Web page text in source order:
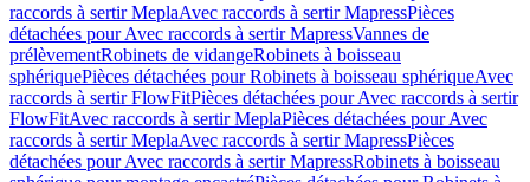
raccords à sertir MeplaAvec raccords à sertir MapressPièces
détachées pour Avec raccords à sertir MapressVannes de
prélèvementRobinets de vidangeRobinets à boisseau
sphériquePièces détachées pour Robinets à boisseau sphériqueAvec
raccords à sertir FlowFitPièces détachées pour Avec raccords à sertir
FlowFitAvec raccords à sertir MeplaPièces détachées pour Avec
raccords à sertir MeplaAvec raccords à sertir MapressPièces
détachées pour Avec raccords à sertir MapressRobinets à boisseau